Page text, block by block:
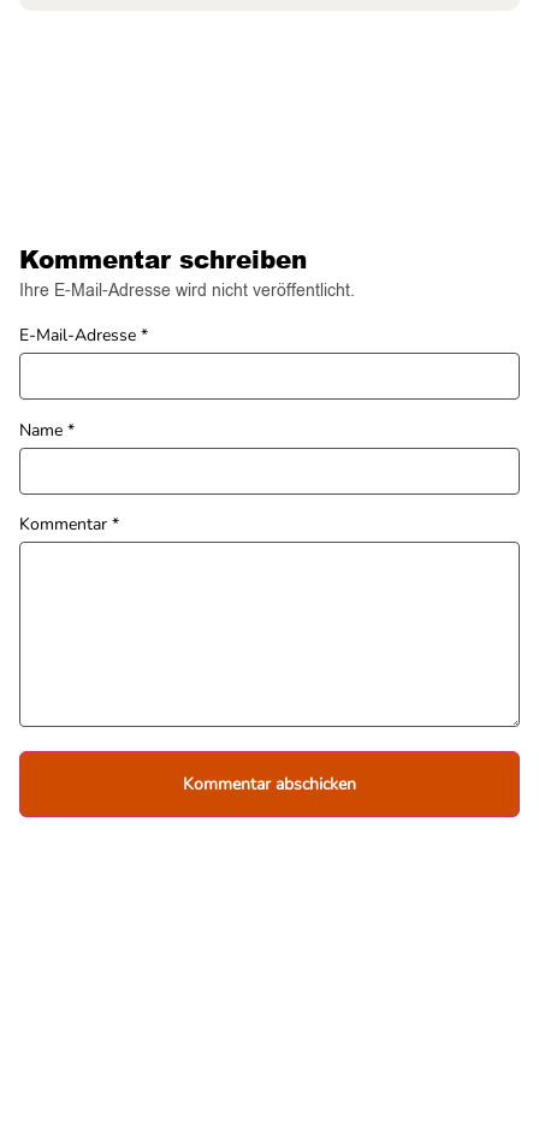
Kommentar schreiben
Ihre E-Mail-Adresse wird nicht veröffentlicht.
Kommentar *
Name *
E-Mail-Adresse *